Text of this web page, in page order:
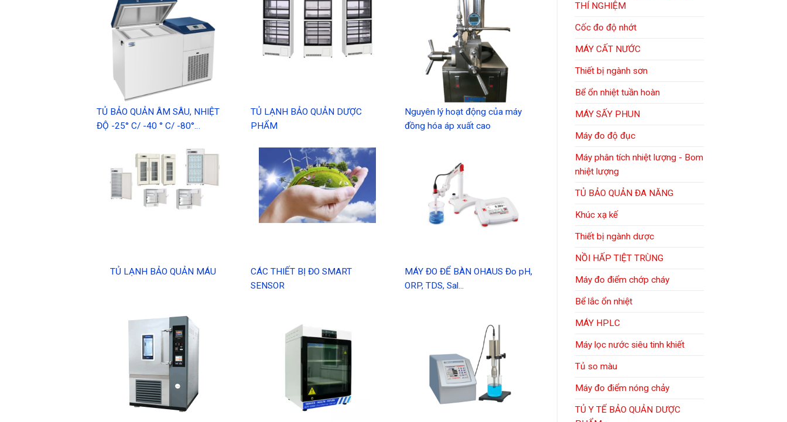
THÍ NGHIỆM
Cốc đo độ nhớt
MÁY CẤT NƯỚC
Thiết bị ngành sơn
Bể ổn nhiệt tuần hoàn
MÁY SẤY PHUN
Máy đo độ đục
Máy phân tích nhiệt lượng - Bom
nhiệt lượng
TỦ BẢO QUẢN ĐA NĂNG
Khúc xạ kế
Thiết bị ngành dược
NỒI HẤP TIỆT TRÙNG
Máy đo điểm chớp cháy
Bể lắc ổn nhiệt
MÁY HPLC
Máy lọc nước siêu tinh khiết
Tủ so màu
Máy đo điểm nóng chảy
TỦ Y TẾ BẢO QUẢN DƯỢC
TỦ BẢO QUẢN ÂM SÂU, NHIỆT
ĐỘ -25° C/ -40 ° C/ -80°…
TỦ LẠNH BẢO QUẢN DƯỢC
PHẨM
Nguyên lý hoạt động của máy
đồng hóa áp xuất cao
TỦ LẠNH BẢO QUẢN MÁU
CÁC THIẾT BỊ ĐO SMART
SENSOR
MÁY ĐO ĐỂ BÀN OHAUS Đo pH,
ORP, TDS, Sal...